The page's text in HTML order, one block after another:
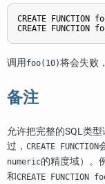
CREATE
调用 foo(10)将会失败
备注
允许把完整的SQL类型
过， CREATE FUNCTION
numeric的精度域）。
和CREATE